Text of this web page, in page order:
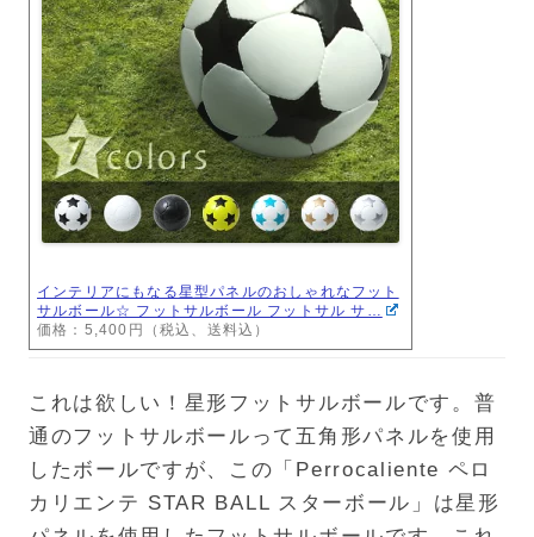
インテリアにもなる星型パネルのおしゃれなフット
サルボール☆ フットサルボール フットサル サ…
価格：5,400円（税込、送料込）
これは欲しい！星形フットサルボールです。普
通のフットサルボールって五角形パネルを使用
したボールですが、この「Perrocaliente ペロ
カリエンテ STAR BALL スターボール」は星形